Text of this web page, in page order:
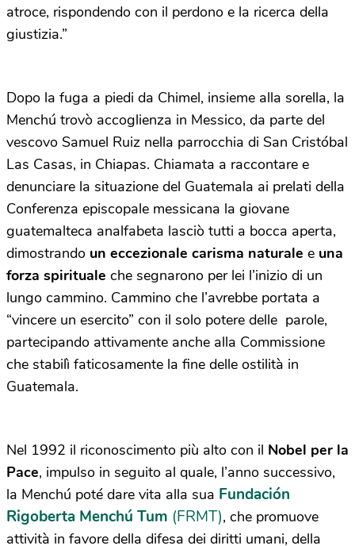
atroce, rispondendo con il perdono e la ricerca della
giustizia.”
Dopo la fuga a piedi da Chimel, insieme alla sorella, la
Menchú trovò accoglienza in Messico, da parte del
vescovo Samuel Ruiz nella parrocchia di San Cristóbal
Las Casas, in Chiapas. Chiamata a raccontare e
denunciare la situazione del Guatemala ai prelati della
Conferenza episcopale messicana la giovane
guatemalteca analfabeta lasciò tutti a bocca aperta,
dimostrando un eccezionale carisma naturale e una
forza spirituale che segnarono per lei l’inizio di un
lungo cammino. Cammino che l’avrebbe portata a
“vincere un esercito” con il solo potere delle parole,
partecipando attivamente anche alla Commissione
che stabilì faticosamente la fine delle ostilità in
Guatemala.
Nel 1992 il riconoscimento più alto con il Nobel per la
Pace, impulso in seguito al quale, l’anno successivo,
la Menchú poté dare vita alla sua Fundación
Rigoberta Menchú Tum (FRMT), che promuove
attività in favore della difesa dei diritti umani, della